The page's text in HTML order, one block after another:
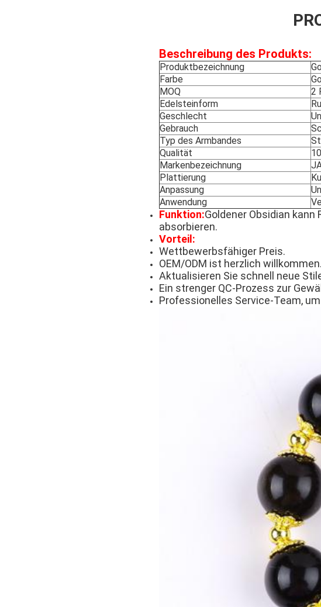
Beschreibung des Produkts:
Produktbezeichnung
Farbe
MOQ
2
Edelsteinform
Geschlecht
Gebrauch
Typ des Armbandes
Qualität
Markenbezeichnung
Plattierung
Anpassung
Anwendung
Funktion:Goldener Obsidian
absorbieren.
Vorteil:
Wettbewerbsfähiger Preis.
OEM/ODM ist herzlich willkommen.
Aktualisieren Sie schnell neue
Ein strenger QC-Prozess zur
Professionelles Service-Team,